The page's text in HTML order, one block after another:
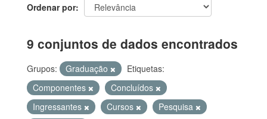
Ordenar por
9 conjuntos de dados encontrados
Grupos: Graduação
Etiquetas:
Componentes
Concluídos
Ingressantes
Cursos
Pesquisa